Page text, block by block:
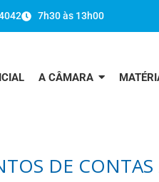
7h30 às 13h00
A CÂMARA
DE CONTAS